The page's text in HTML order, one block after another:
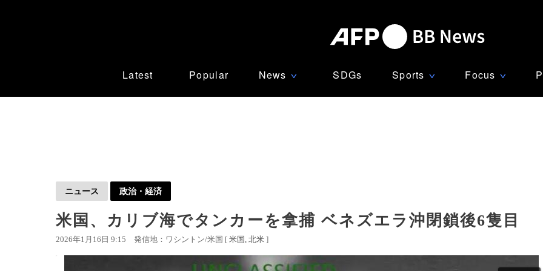
Latest Popular News ∨ SDGs Sports ∨ Focus ∨
ニュース 政治・経済
米国、カリブ海でタンカーを拿捕 ベネズエラ沖閉鎖後6隻目
2026年1月16日 9:15 発信地：ワシントン/米国 [ 米国 北米 ]